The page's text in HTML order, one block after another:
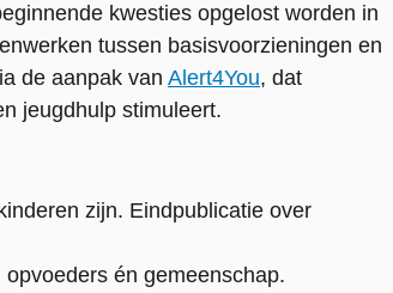
kwesties opgelost worden in
tussen basisvoorzieningen en
de aanpak van Alert4You, dat
jeugdhulp stimuleert.
zijn. Eindpublicatie over
én gemeenschap.